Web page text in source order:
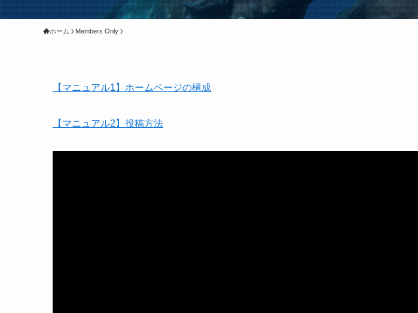
ホーム Members Only
【マニュアル1】ホームページの構成
【マニュアル2】投稿方法